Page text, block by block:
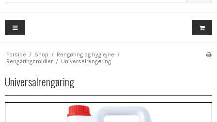
Forside / Shop / Rengøring og hygiejne /
Rengøringsmidler / Universalrengøring
Universalrengøring